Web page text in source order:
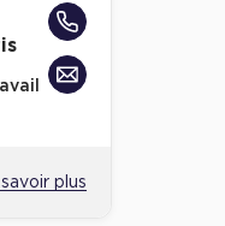
savoir plus